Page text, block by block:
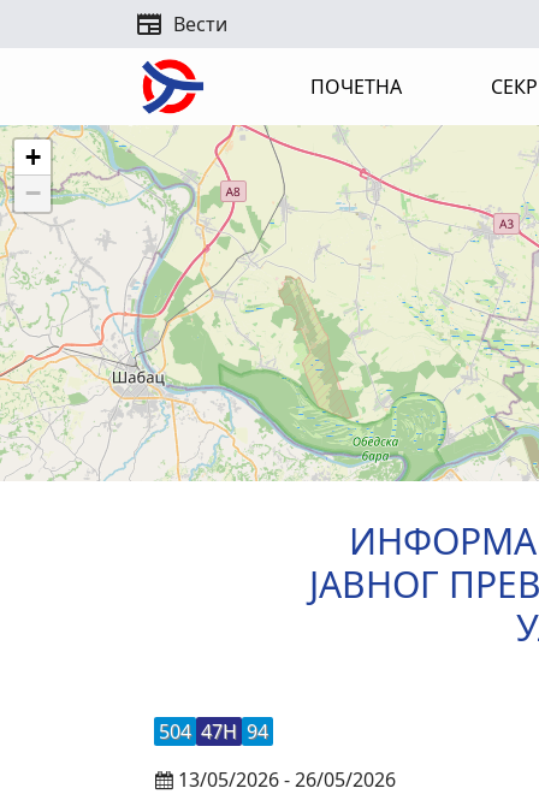
newspaper Вести
ПОЧЕТНА
+
−
ЈАВНОГ
504 47Н 94
13/05/2026 - 26/05/2026